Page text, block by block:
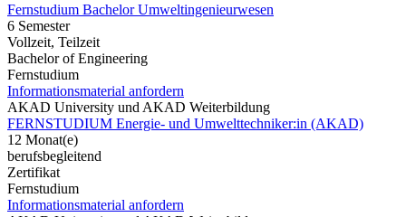
Fernstudium Bachelor Umweltingenieurwesen
6 Semester
Vollzeit, Teilzeit
Bachelor of Engineering
Fernstudium
Informationsmaterial anfordern
AKAD University und AKAD Weiterbildung
FERNSTUDIUM Energie- und Umwelttechniker:in (AKAD)
12 Monat(e)
berufsbegleitend
Zertifikat
Fernstudium
Informationsmaterial anfordern